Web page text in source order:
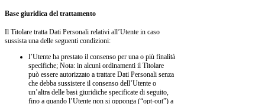
Base giuridica del trattamento
Il Titolare tratta Dati Personali relativi all’Utente in caso
sussista una delle seguenti condizioni:
l’Utente ha prestato il consenso per una o più finalità
specifiche; Nota: in alcuni ordinamenti il Titolare
può essere autorizzato a trattare Dati Personali senza
che debba sussistere il consenso dell’Utente o
un’altra delle basi giuridiche specificate di seguito,
fino a quando l’Utente non si opponga (“opt-out”) a